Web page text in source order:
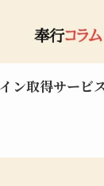
ン取得サービ